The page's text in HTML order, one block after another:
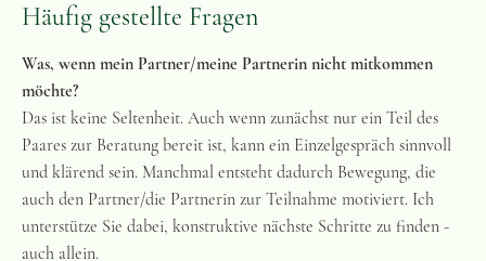
Häufig gestellte Fragen
Was, wenn mein Partner/meine Partnerin nicht mitkommen
möchte?
Das ist keine Seltenheit. Auch wenn zunächst nur ein Teil des
Paares zur Beratung bereit ist, kann ein Einzelgespräch sinnvoll
und klärend sein. Manchmal entsteht dadurch Bewegung, die
auch den Partner/die Partnerin zur Teilnahme motiviert. Ich
unterstütze Sie dabei, konstruktive nächste Schritte zu finden -
auch allein.